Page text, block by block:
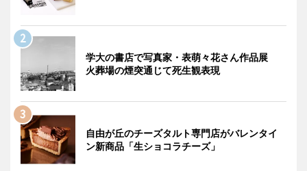
学大の書店で写真家・表萌々花さん作品展
火葬場の煙突通じて死生観表現
自由が丘のチーズタルト専門店がバレンタイ
ン新商品「生ショコラチーズ」